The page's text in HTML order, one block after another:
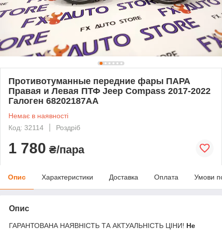
Противотуманные передние фары ПАРА
Правая и Левая ПТФ Jeep Compass 2017-2022
Галоген 68202187AA
Немає в наявності
Код: 32114
Роздріб
1 780 ₴/пара
Опис Характеристики Доставка Оплата Умови
Опис
ГАРАНТОВАНА НАЯВНІСТЬ ТА АКТУАЛЬНІСТЬ ЦІНИ! Не